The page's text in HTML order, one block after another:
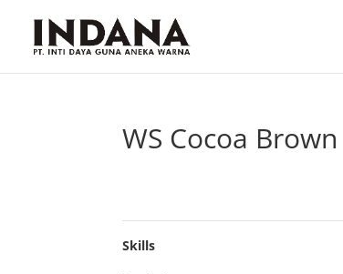
WS Cocoa Brown
Skills